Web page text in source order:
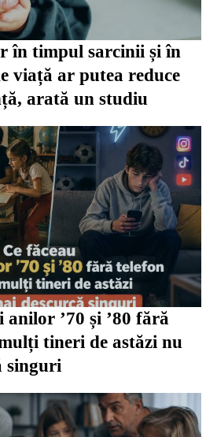
în timpul sarcinii și în
viață ar putea reduce
arată un studiu
anilor ’70 și ’80 fără
tineri de astăzi nu
singuri